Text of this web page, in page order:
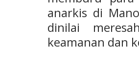
anarkis di
dinilai
keamanan dan